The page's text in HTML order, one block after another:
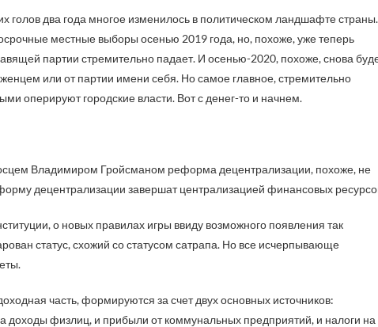
голов два года многое изменилось в политическом ландшафте страны.
местные выборы осенью 2019 года, но, похоже, уже теперь
партии стремительно падает. И осенью-2020, похоже, снова
или от партии имени себя. Но самое главное, стремительно
оперируют городские власти. Вот с денег-то и начнем.
Владимиром Гройсманом реформа децентрализации, похоже, не
децентрализации завершат централизацией финансовых
о новых правилах игры ввиду возможного появления так
статус, схожий со статусом сатрапа. Но все исчерпывающе
часть, формируются за счет двух основных источников:
доходы физлиц, и прибыли от коммунальных предприятий, и налоги на